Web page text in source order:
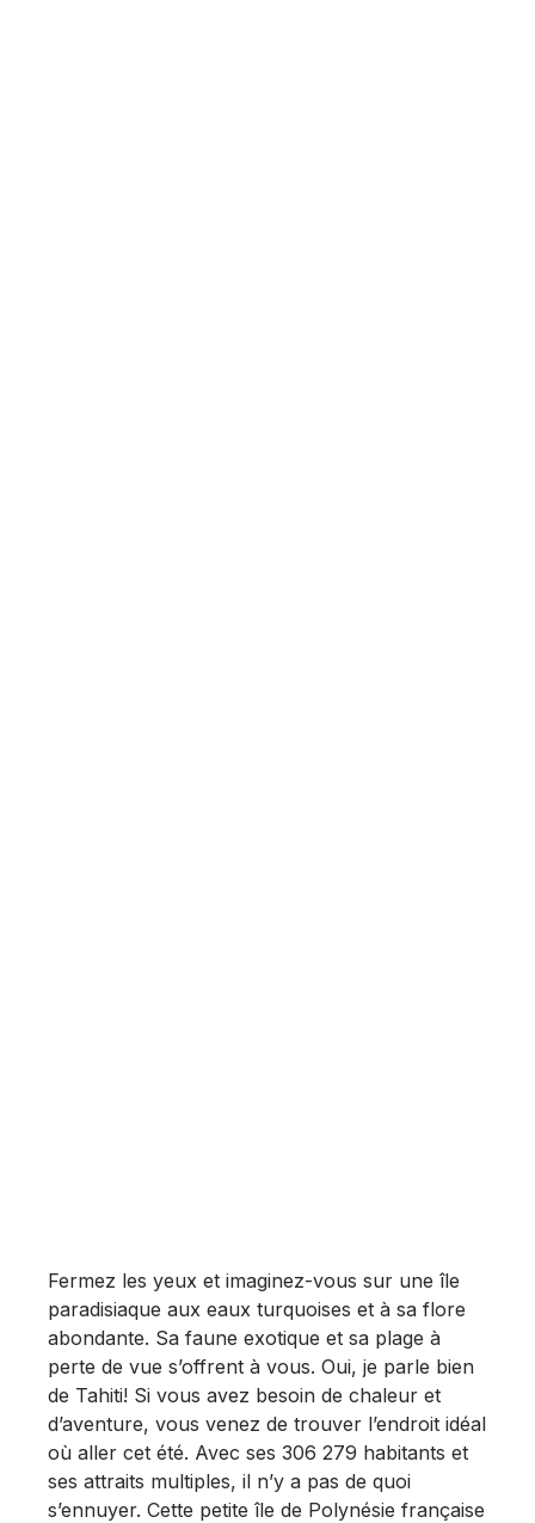
Fermez les yeux et imaginez-vous sur une île
paradisiaque aux eaux turquoises et à sa flore
abondante. Sa faune exotique et sa plage à
perte de vue s’offrent à vous. Oui, je parle bien
de Tahiti! Si vous avez besoin de chaleur et
d’aventure, vous venez de trouver l’endroit idéal
où aller cet été. Avec ses 306 279 habitants et
ses attraits multiples, il n’y a pas de quoi
s’ennuyer. Cette petite île de Polynésie française